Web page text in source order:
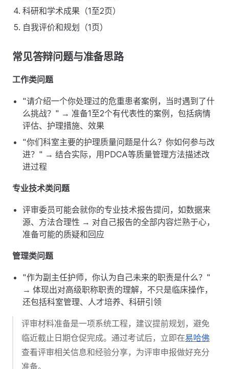
科研和学术成果（1至2页）
自我评价和规划（1页）
常见答辩问题与准备思路
工作类问题
"请介绍一个你处理过的危重患者案例，当时遇到了什
么挑战？" → 准备1至2个有代表性的案例，包括病情
评估、护理措施、效果
"你们科室主要的护理质量问题是什么？你如何参与改
进？" → 结合实际，用PDCA等质量管理方法描述改
进过程
专业技术类问题
评审委员可能会就你的专业技术报告提问，如数据来
源、方法合理性 → 对自己报告的全部内容烂熟于心，
准备可能的质疑和回应
管理类问题
"作为副主任护师，你认为自己未来的职责是什么？"
→ 体现出对高级职称职责的理解，不只是临床操作，
还包括科室管理、人才培养、科研引领
评审材料准备是一项系统工程，建议提前规划，避免
临近截止日期仓促完成。通过考试后，立即在易哈佛
查看评审相关信息和经验分享，为评审申报做好充分
准备。